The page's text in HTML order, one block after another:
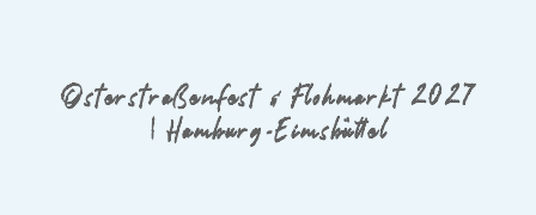
Osterstraßenfest & Flohmarkt 2027
| Hamburg-Eimsbüttel